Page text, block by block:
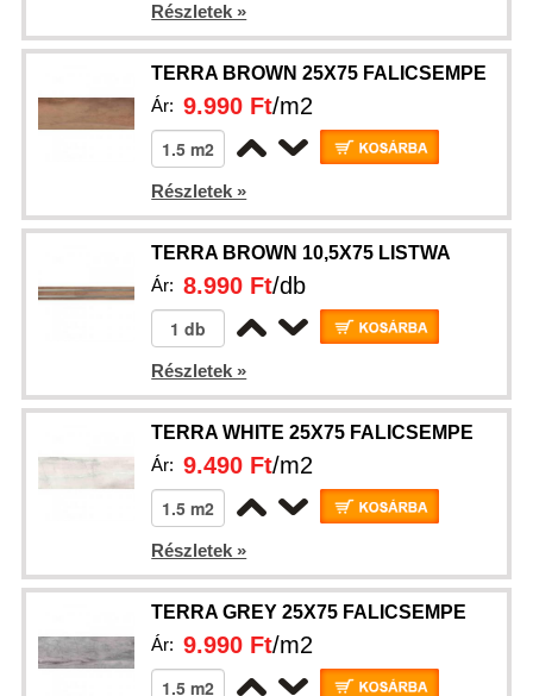
Részletek »
TERRA BROWN 25X75 FALICSEMPE
Ár:9.990 Ft/m2
Részletek »
TERRA BROWN 10,5X75 LISTWA
Ár:8.990 Ft/db
Részletek »
TERRA WHITE 25X75 FALICSEMPE
Ár:9.490 Ft/m2
Részletek »
TERRA GREY 25X75 FALICSEMPE
Ár:9.990 Ft/m2